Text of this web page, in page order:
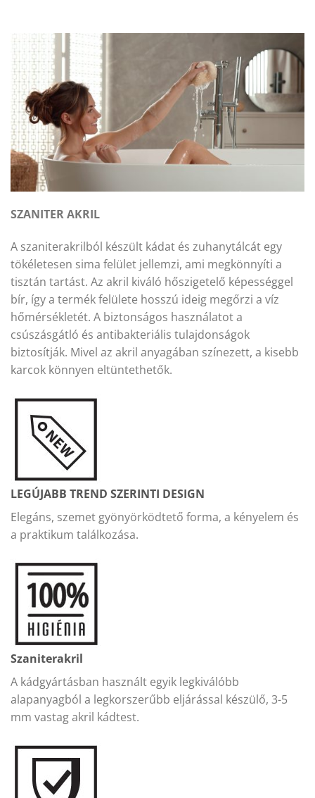
SZANITER AKRIL
A szaniterakrilból készült kádat és zuhanytálcát egy
tökéletesen sima felület jellemzi, ami megkönnyíti a
tisztán tartást. Az akril kiváló hőszigetelő képességgel
bír, így a termék felülete hosszú ideig megőrzi a víz
hőmérsékletét. A biztonságos használatot a
csúszásgátló és antibakteriális tulajdonságok
biztosítják. Mivel az akril anyagában színezett, a kisebb
karcok könnyen eltüntethetők.
LEGÚJABB TREND SZERINTI DESIGN
Elegáns, szemet gyönyörködtető forma, a kényelem és
a praktikum találkozása.
Szaniterakril
A kádgyártásban használt egyik legkiválóbb
alapanyagból a legkorszerűbb eljárással készülő, 3-5
mm vastag akril kádtest.